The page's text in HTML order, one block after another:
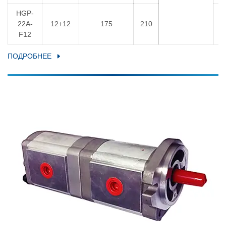
HGP-
22A-
F12
12+12 175 210
ПОДРОБНЕЕ